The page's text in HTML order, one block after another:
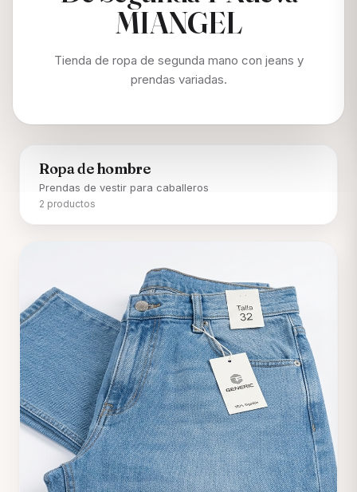
MIANGEL
Tienda de ropa de segunda mano con jeans y
prendas variadas.
Ropa de hombre
Prendas de vestir para caballeros
2 productos